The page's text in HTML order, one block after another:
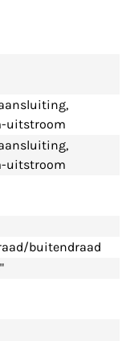
uitstroom
uitstroom
buitendraad